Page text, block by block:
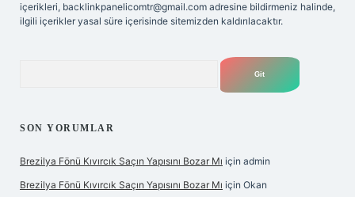
içerikleri, backlinkpanelicomtr@gmail.com adresine bildirmeniz halinde,
ilgili içerikler yasal süre içerisinde sitemizden kaldırılacaktır.
SON YORUMLAR
Brezilya Fönü Kıvırcık Saçın Yapısını Bozar Mı için admin
Brezilya Fönü Kıvırcık Saçın Yapısını Bozar Mı için Okan